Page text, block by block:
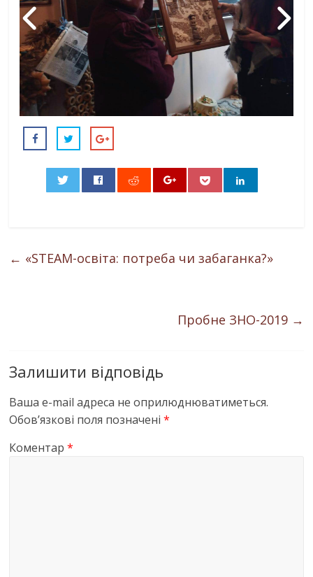
← «STEAM-освіта: потреба чи забаганка?»
Пробне ЗНО-2019 →
Залишити відповідь
Ваша e-mail адреса не оприлюднюватиметься.
Обов’язкові поля позначені*
Коментар*